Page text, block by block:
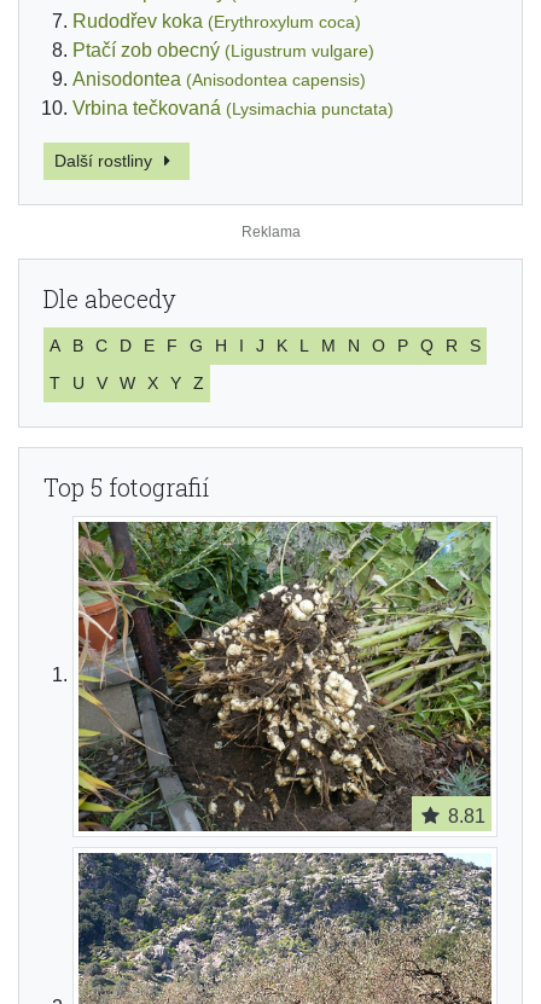
Rudodřev koka (Erythroxylum coca)
Ptačí zob obecný (Ligustrum vulgare)
Anisodontea (Anisodontea capensis)
Vrbina tečkovaná (Lysimachia punctata)
Další rostliny
Dle abecedy
A B C D E F G H I J K L M N O P Q R
S
T
U V W X Y Z
Top 5 fotografií
8.81